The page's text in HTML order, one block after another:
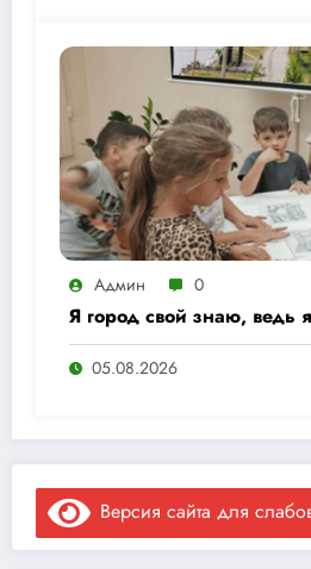
Админ 0
Я город свой знаю, ведь
05.08.2026
Версия сайта для